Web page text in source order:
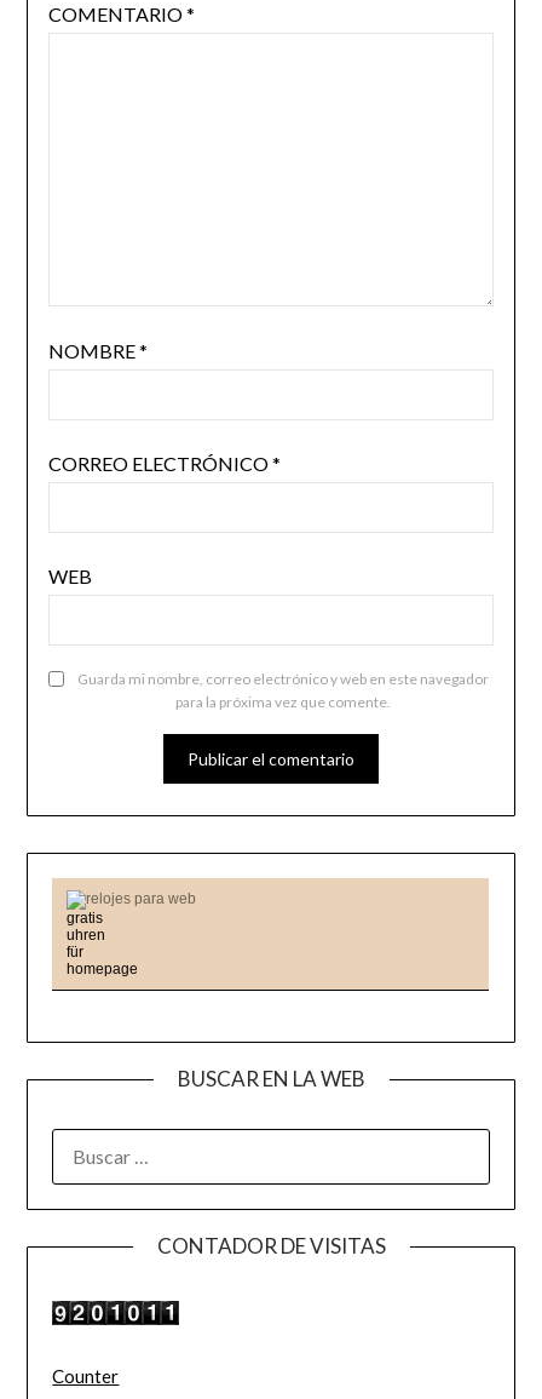
COMENTARIO*
NOMBRE*
CORREO ELECTRÓNICO*
WEB
Guarda mi nombre, correo electrónico y web en este navegador
para la próxima vez que comente.
relojes para web
BUSCAR EN LA WEB
CONTADOR DE VISITAS
Counter